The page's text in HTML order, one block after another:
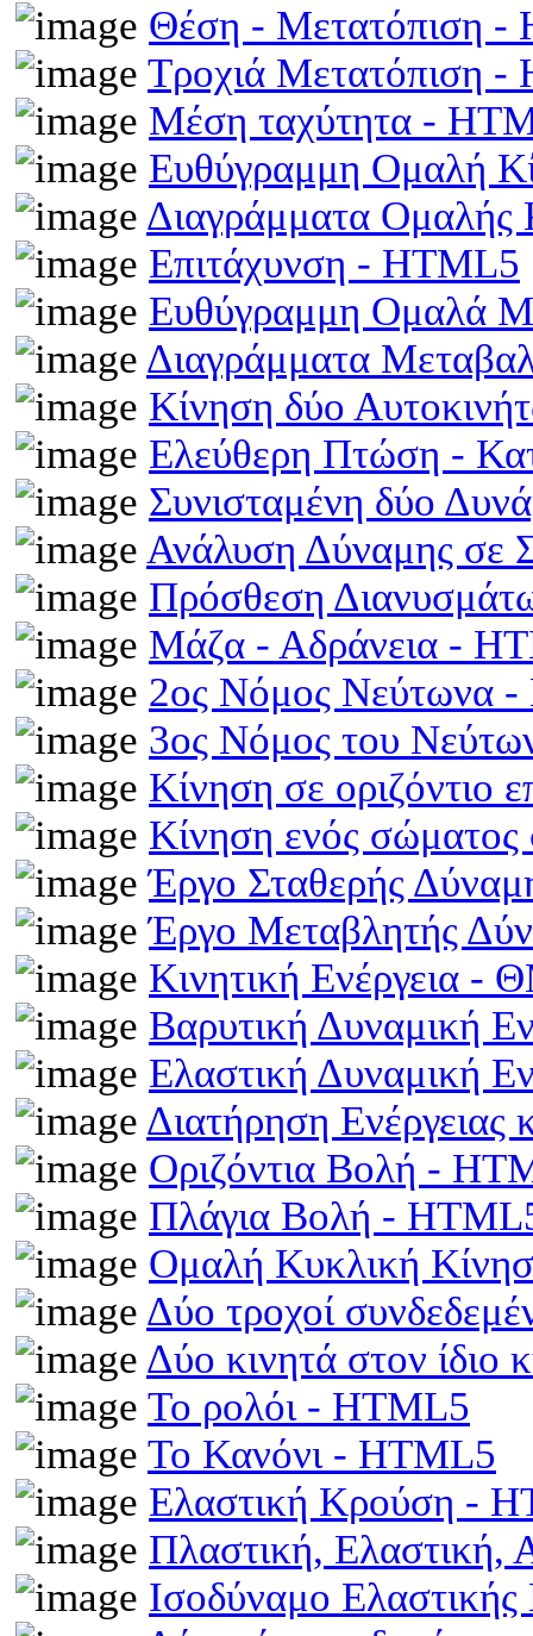
Θέση - Μετατόπιση -
Τροχιά Μετατόπιση -
Μέση ταχύτητα -
Ευθύγραμμη Ομαλή
Διαγράμματα
Επιτάχυνση - HTML5
Ευθύγραμμη Ομαλά
Διαγράμματα
Κίνηση δύο
Ελεύθερη Πτώση -
Συνισταμένη δύο
Ανάλυση Δύναμης σε
Πρόσθεση
Μάζα - Αδράνεια -
2ος Νόμος Νεύτωνα
3ος Νόμος του
Κίνηση σε οριζόντιο
Κίνηση ενός
Έργο Σταθερής
Έργο Μεταβλητής
Κινητική Ενέργεια
Βαρυτική Δυναμική
Ελαστική Δυναμική
Διατήρηση
Οριζόντια Βολή -
Πλάγια Βολή -
Ομαλή Κυκλική
Δύο τροχοί
Δύο κινητά στον
Το ρολόι - HTML5
Το Κανόνι - HTML5
Ελαστική Κρούση -
Πλαστική,
Ισοδύναμο